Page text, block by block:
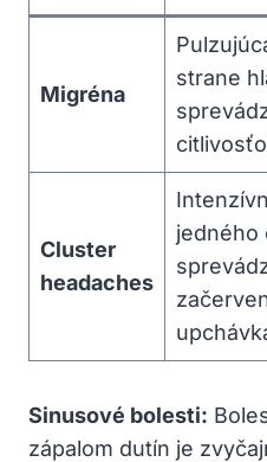
Migréna
strane
Cluster
headaches
jedného
Sinusové bolesti:
zápalom dutín je